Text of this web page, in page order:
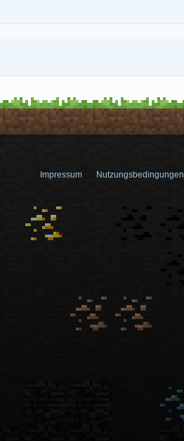
Impressum Nutzungsbedingungen